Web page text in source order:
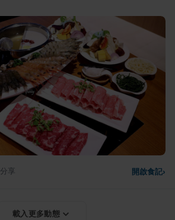
分享 開啟食記›
載入更多動態